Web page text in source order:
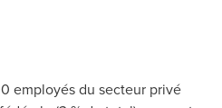
employés du secteur privé